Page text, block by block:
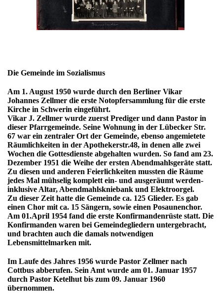
Die Gemeinde im Sozialismus
Am 1. August 1950 wurde durch den Berliner Vikar
Johannes Zellmer die erste Notopfersammlung für die erste
Kirche in Schwerin eingeführt.
Vikar J. Zellmer wurde zuerst Prediger und dann Pastor in
dieser Pfarrgemeinde. Seine Wohnung in der Lübecker Str.
67 war ein zentraler Ort der Gemeinde, ebenso angemietete
Räumlichkeiten in der Apothekerstr.48, in denen alle zwei
Wochen die Gottesdienste abgehalten wurden. So fand am 23.
Dezember 1951 die Weihe der ersten Abendmahlsgeräte statt.
Zu diesen und anderen Feierlichkeiten mussten die Räume
jedes Mal mühselig komplett ein- und ausgeräumt werden-
inklusive Altar, Abendmahlskniebank und Elektroorgel.
Zu dieser Zeit hatte die Gemeinde ca. 125 Glieder. Es gab
einen Chor mit ca. 15 Sängern, sowie einen Posaunenchor.
Am 01.April 1954 fand die erste Konfirmandenrüste statt. Die
Konfirmanden waren bei Gemeindegliedern untergebracht,
und brachten auch die damals notwendigen
Lebensmittelmarken mit.
Im Laufe des Jahres 1956 wurde Pastor Zellmer nach
Cottbus abberufen. Sein Amt wurde am 01. Januar 1957
durch Pastor Ketelhut bis zum 09. Januar 1960
übernommen.